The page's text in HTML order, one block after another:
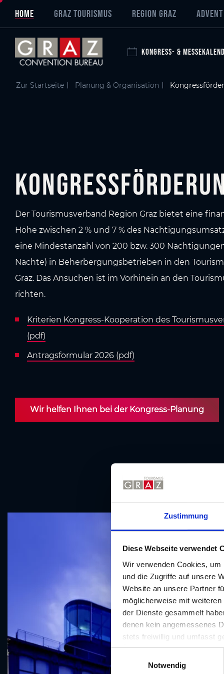
Zustimmung
Diese Webseite verwendet
Wir verwenden Cookies,
und die Zugriffe auf unsere
Website an unsere Partner
möglicherweise mit
der Dienste gesammelt
denen kein angemessenes
stets freiwillig und umfasst
Übermittlungen an
unserer Website nicht
i
Notwendig
Zum Hauptinhalt springen
Zum Inhaltsverzeichnis springen
Zur Hauptnavigation springen
Übersicht aller Inhalte
KongressFörderung
Förderung vom Land STeiermark
HOME GRAZ TOURISMUS REGION GRAZ ADVENT
KONGRESS- &
Zur Startseite Planung & Organisation
Der Tourismusverband Region Graz bietet eine
Höhe zwischen 2 % und 7 % des
eine Mindestanzahl von 200 bzw. 300 Nächtigungen
Nächte) in Beherbergungsbetrieben in den
Graz. Das Ansuchen ist im Vorhinein an den
richten.
Kriterien Kongress-Kooperation des
(pdf)
Antragsformular 2026 (pdf)
Wir helfen Ihnen bei der Kongress-Planung